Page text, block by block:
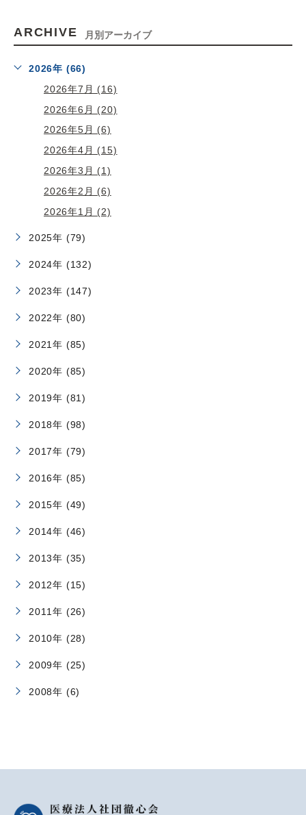
ARCHIVE 月別アーカイブ
2026年 (66)
2026年7月 (16)
2026年6月 (20)
2026年5月 (6)
2026年4月 (15)
2026年3月 (1)
2026年2月 (6)
2026年1月 (2)
2025年 (79)
2024年 (132)
2023年 (147)
2022年 (80)
2021年 (85)
2020年 (85)
2019年 (81)
2018年 (98)
2017年 (79)
2016年 (85)
2015年 (49)
2014年 (46)
2013年 (35)
2012年 (15)
2011年 (26)
2010年 (28)
2009年 (25)
2008年 (6)